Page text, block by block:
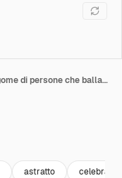
Animazione di testo musicale su sagome di persone che ballano
astratto